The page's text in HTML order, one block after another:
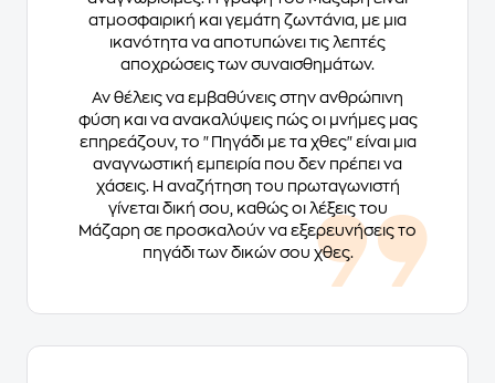
ατμοσφαιρική και γεμάτη ζωντάνια, με μια
ικανότητα να αποτυπώνει τις λεπτές
αποχρώσεις των συναισθημάτων.
Αν θέλεις να εμβαθύνεις στην ανθρώπινη
φύση και να ανακαλύψεις πώς οι μνήμες μας
επηρεάζουν, το "Πηγάδι με τα χθες" είναι μια
αναγνωστική εμπειρία που δεν πρέπει να
χάσεις. Η αναζήτηση του πρωταγωνιστή
γίνεται δική σου, καθώς οι λέξεις του
Μάζαρη σε προσκαλούν να εξερευνήσεις το
πηγάδι των δικών σου χθες.